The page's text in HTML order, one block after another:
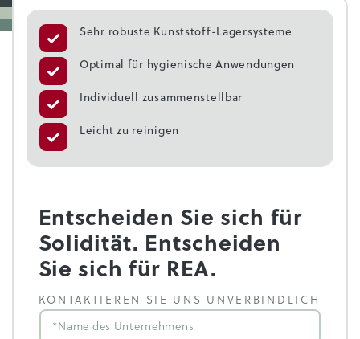
Entscheiden Sie sich für
Solidität. Entscheiden
Sie sich für REA.
KONTAKTIEREN SIE UNS UNVERBINDLICH
Sehr robuste Kunststoff-Lagersysteme
Optimal für hygienische Anwendungen
Individuell zusammenstellbar
Leicht zu reinigen